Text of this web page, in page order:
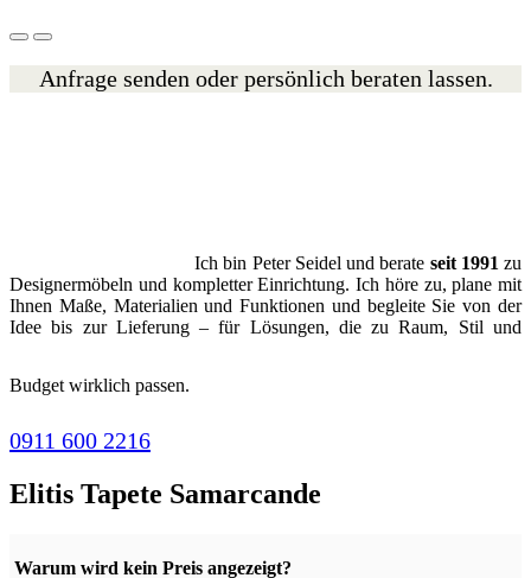
Anfrage senden oder persönlich beraten lassen.
Ich bin Peter Seidel und berate seit 1991 zu
Designermöbeln und kompletter Einrichtung. Ich höre zu, plane mit
Ihnen Maße, Materialien und Funktionen und begleite Sie von der
Idee bis zur Lieferung – für Lösungen, die zu Raum, Stil und
Budget wirklich passen.
0911 600 2216
Elitis Tapete Samarcande
Warum wird kein Preis angezeigt?